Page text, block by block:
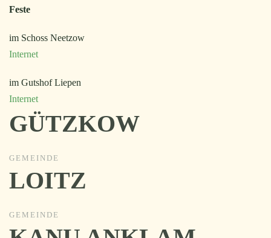
Feste
im Schoss Neetzow
Internet
im Gutshof Liepen
Internet
GÜTZKOW
GEMEINDE
LOITZ
GEMEINDE